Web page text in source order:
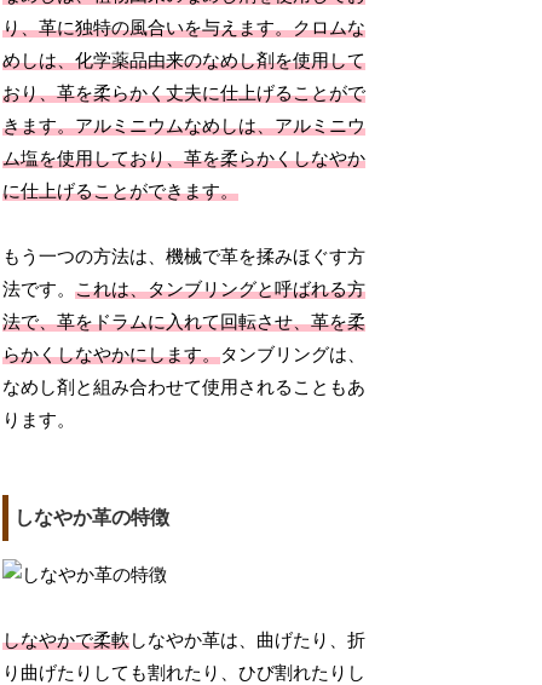
り、革に独特の風合いを与えます。クロムな
めしは、化学薬品由来のなめし剤を使用して
おり、革を柔らかく丈夫に仕上げることがで
きます。アルミニウムなめしは、アルミニウ
ム塩を使用しており、革を柔らかくしなやか
に仕上げることができます。
もう一つの方法は、機械で革を揉みほぐす方
法です。これは、タンブリングと呼ばれる方
法で、革をドラムに入れて回転させ、革を柔
らかくしなやかにします。タンブリングは、
なめし剤と組み合わせて使用されることもあ
ります。
しなやか革の特徴
しなやかで柔軟しなやか革は、曲げたり、折
り曲げたりしても割れたり、ひび割れたりし